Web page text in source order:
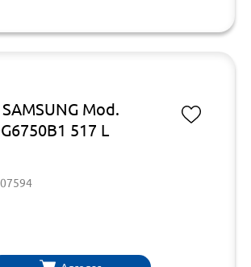
Mod.
517 L